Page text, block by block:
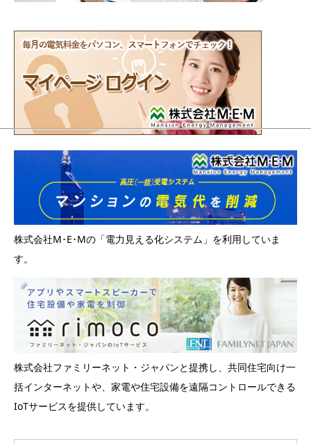
株式会社M･E･Mの「電力見える化システム」を利用していま
す。
株式会社ファミリーネット・ジャパンと提携し、共同住宅向け一
括インターネットや、家電や住宅設備を遠隔コントロールできる
IoTサービスを提供しています。